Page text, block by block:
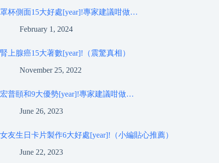
罩杯側面15大好處[year]!專家建議咁做…
February 1, 2024
腎上腺癌15大著數[year]!（震驚真相）
November 25, 2022
宏普頤和9大優勢[year]!專家建議咁做…
June 26, 2023
女友生日卡片製作6大好處[year]!（小編貼心推薦）
June 22, 2023